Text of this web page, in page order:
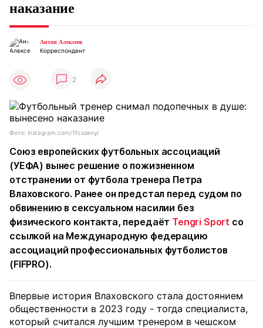
наказание
Антон Алексеев
Корреспондент
2
Фото: instagram.com/1fcszeny/
Союз европейских футбольных ассоциаций
(УЕФА) вынес решение о пожизненном
отстранении от футбола тренера Петра
Влаховского. Ранее он предстал перед судом по
обвинению в сексуальном насилии без
физического контакта, передаёт Tengri Sport со
ссылкой на Международную федерацию
ассоциаций профессиональных футболистов
(FIFPRO).
Впервые история Влаховского стала достоянием
общественности в 2023 году - тогда специалиста,
который считался лучшим тренером в чешском